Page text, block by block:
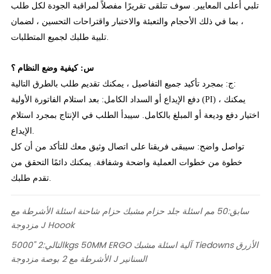
تلبي أعلى المعايير. سوف تتلقى تقريرًا مفصلاً لمراقبة الجودة لكل طلب
، بما في ذلك الأحجام والتعبئة والاختبار واقتراحات التحسين ، لضمان
س: كيفية وضع النظام ؟
ج: بمجرد تأكيد جميع التفاصيل ، يمكنك تقديم طلب بالطرق التالية:
دفع الإيداع أو السداد الكامل: بعد استلام الفاتورة الأولية (PI) ، يمكنك
اختيار دفع وديعة أو المبلغ بالكامل. سيبدأ الطلب في الإنتاج بمجرد استلام
تواصل واضح: سيبقى فريقنا على اتصال وثيق معك للتأكد من أن كل
خطوة من خطوات العملية واضحة وشفافة. يمكنك دائمًا التحقق من
سابق:
50 مم اسئلة جلد حزام مشبك حزام شاحنة اسئلة الأشرطة مع
مزدوجة J Hoook
التالي:
2 "5000kgs 50MM ERGO آلية اسئلة مشبك Tiedowns الأزرق
الأشرطة مع 2 بوصة مزدوجة J السنانير